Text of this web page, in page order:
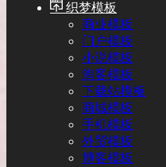
织梦模板
商业模板
门户模板
小说模板
淘客模板
下载站模板
商城模板
手机模板
外贸模板
博客模板